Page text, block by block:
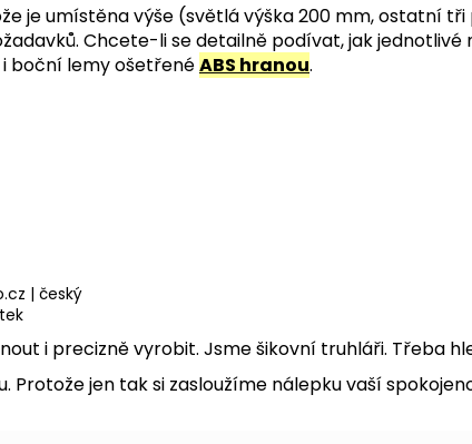
je umístěna výše (světlá výška 200 mm, ostatní tři
Chcete-li se detailně podívat, jak
boční lemy ošetřenéABS hranou.
i precizně vyrobit. Jsme šikovní truhláři. Třeba
Protože jen tak si zasloužíme nálepku vaší